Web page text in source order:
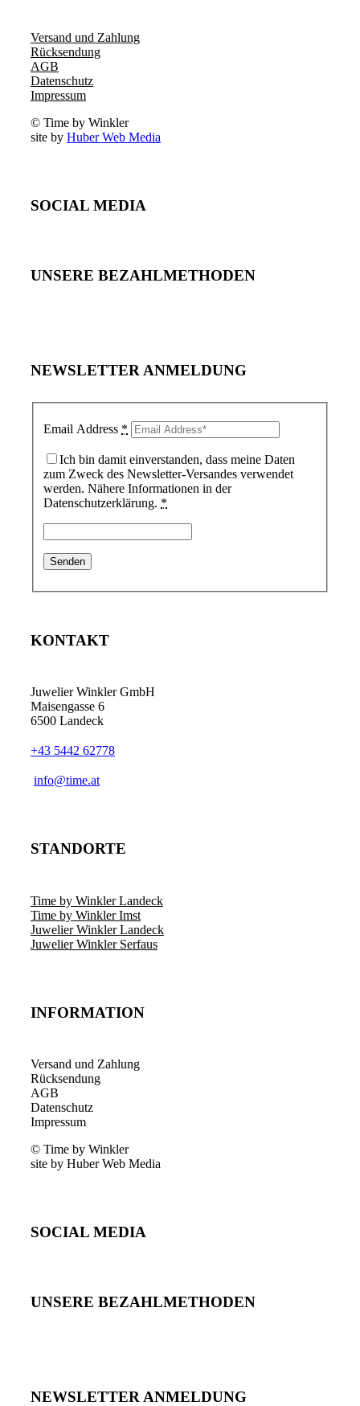
Versand und Zahlung
Rücksendung
AGB
Datenschutz
Impressum
© Time by Winkler
site by Huber Web Media
SOCIAL MEDIA
UNSERE BEZAHLMETHODEN
NEWSLETTER ANMELDUNG
Email Address *
Ich bin damit einverstanden, dass meine Daten
zum Zweck des Newsletter-Versandes verwendet
werden. Nähere Informationen in der
Datenschutzerklärung. *
KONTAKT
Juwelier Winkler GmbH
Maisengasse 6
6500 Landeck
+43 5442 62778
info@time.at
STANDORTE
Time by Winkler Landeck
Time by Winkler Imst
Juwelier Winkler Landeck
Juwelier Winkler Serfaus
INFORMATION
Versand und Zahlung
Rücksendung
AGB
Datenschutz
Impressum
© Time by Winkler
site by Huber Web Media
SOCIAL MEDIA
UNSERE BEZAHLMETHODEN
NEWSLETTER ANMELDUNG